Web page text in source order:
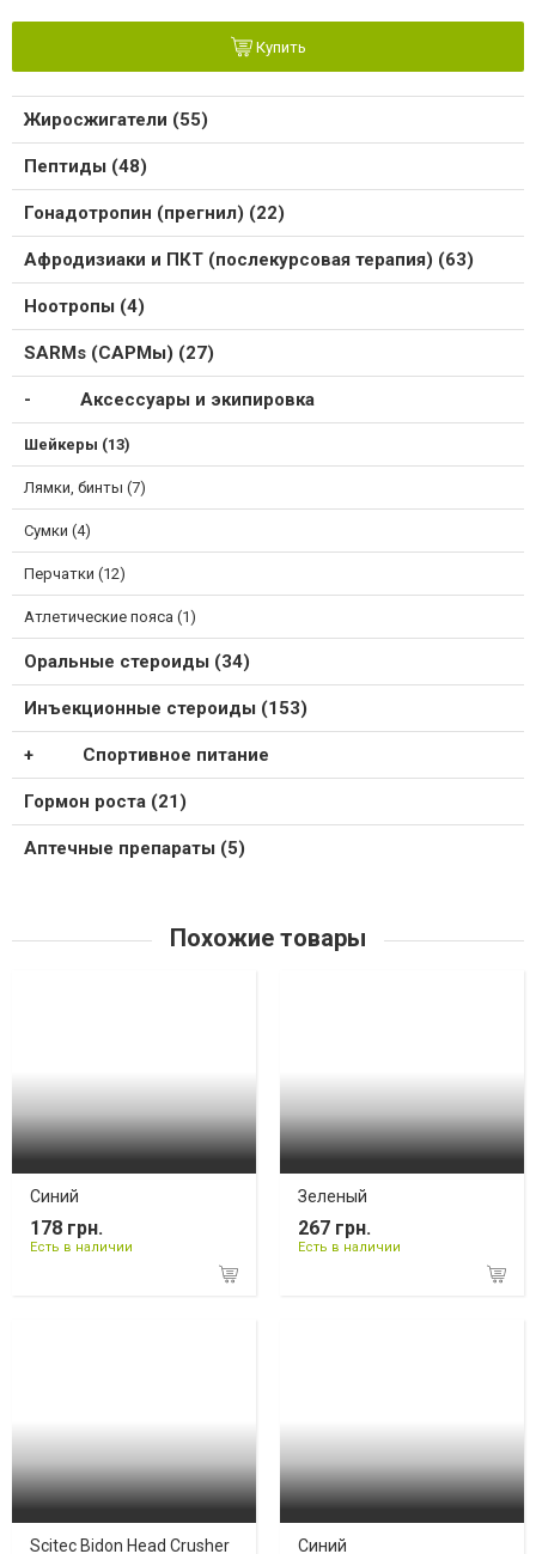
Купить
Жиросжигатели (55)
Пептиды (48)
Гонадотропин (прегнил) (22)
Афродизиаки и ПКТ (послекурсовая терапия) (63)
Ноотропы (4)
SARMs (САРМы) (27)
Аксессуары и экипировка
Шейкеры (13)
Лямки, бинты (7)
Сумки (4)
Перчатки (12)
Атлетические пояса (1)
Оральные стероиды (34)
Инъекционные стероиды (153)
Спортивное питание
Гормон роста (21)
Аптечные препараты (5)
Похожие товары
Синий
178 грн.
Есть в наличии
Зеленый
267 грн.
Есть в наличии
Scitec Bidon Head Crusher Синий